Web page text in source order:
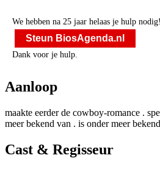
We hebben na 25 jaar helaas je hulp nodig!
Steun BiosAgenda.nl
Dank voor je hulp.
Aanloop
maakte eerder de cowboy-romance .
meer bekend van . is onder meer
Cast & Regisseur